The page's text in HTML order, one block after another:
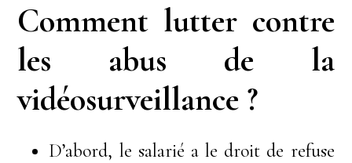
Comment lutter contre
les abus de la
vidéosurveillance ?
D’abord, le salarié a le droit de refuse